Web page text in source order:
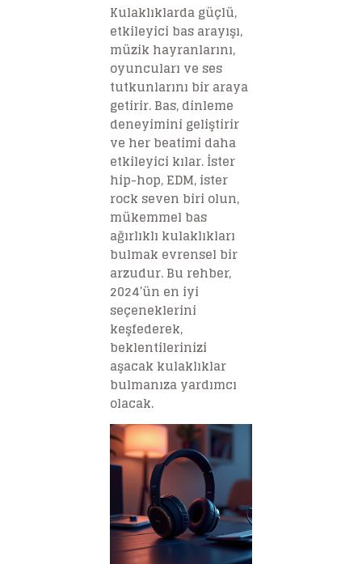
Kulaklıklarda güçlü,
etkileyici bas arayışı,
müzik hayranlarını,
oyuncuları ve ses
tutkunlarını bir araya
getirir. Bas, dinleme
deneyimini geliştirir
ve her beatimi daha
etkileyici kılar. İster
hip-hop, EDM, ister
rock seven biri olun,
mükemmel bas
ağırlıklı kulaklıkları
bulmak evrensel bir
arzudur. Bu rehber,
2024’ün en iyi
seçeneklerini
keşfederek,
beklentilerinizi
aşacak kulaklıklar
bulmanıza yardımcı
olacak.